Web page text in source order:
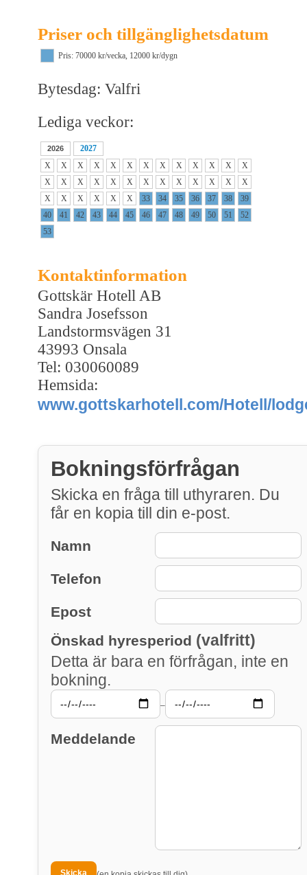
Priser och tillgänglighetsdatum
Pris: 70000 kr/vecka, 12000 kr/dygn
Bytesdag: Valfri
Lediga veckor:
2026
2027
X
X X X X X X X X X X X
X
X
X X X X X X X X X X X
X
X
X X X X X 33 34 35 36 37 38
39
40
41 42 43 44 45 46 47 48 49 50 51
52
53
Kontaktinformation
Gottskär Hotell AB
Sandra Josefsson
Landstormsvägen 31
43993 Onsala
Tel: 030060089
Hemsida:
www.gottskarhotell.com/Hotell/
Bokningsförfrågan
Skicka en fråga till uthyraren. Du
får en kopia till din e-post.
Namn
Telefon
Epost
Önskad hyresperiod (valfritt)
Detta är bara en förfrågan, inte en
bokning.
–
Meddelande